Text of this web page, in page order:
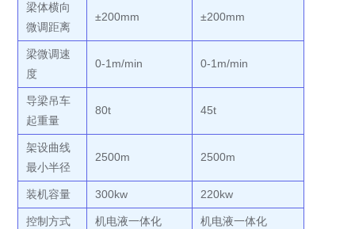
梁体横向
微调距离
±200mm ±200mm
梁微调速
度
0-1m/min 0-1m/min
导梁吊车
起重量
80t 45t
架设曲线
最小半径
2500m 2500m
装机容量 300kw 220kw
控制方式 机电液一体化 机电液一体化